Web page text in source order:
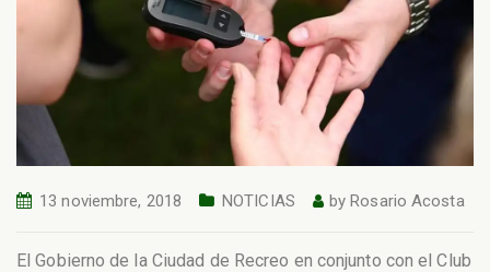
13 noviembre, 2018 NOTICIAS byRosario Acosta
El Gobierno de la Ciudad de Recreo en conjunto con el Club